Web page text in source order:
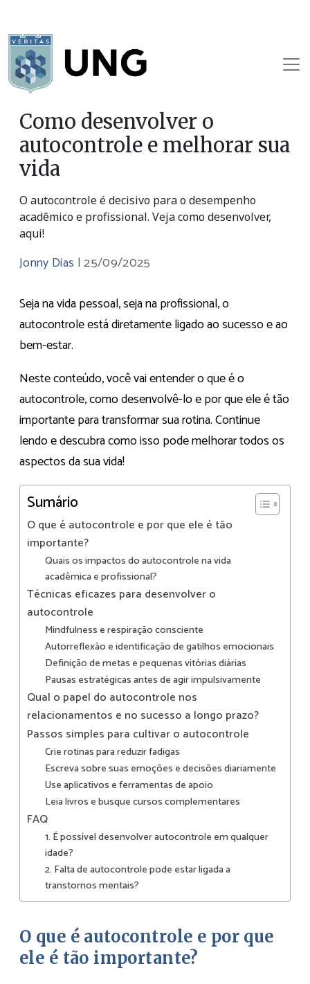
Como desenvolver o
autocontrole e melhorar sua
vida
O autocontrole é decisivo para o desempenho
acadêmico e profissional. Veja como desenvolver,
aqui!
Jonny Dias |25/09/2025
Seja na vida pessoal, seja na profissional, o
autocontrole está diretamente ligado ao sucesso e ao
bem-estar.
Neste conteúdo, você vai entender o que é o
autocontrole, como desenvolvê-lo e por que ele é tão
importante para transformar sua rotina. Continue
lendo e descubra como isso pode melhorar todos os
aspectos da sua vida!
Sumário
O que é autocontrole e por que ele é tão
importante?
Quais os impactos do autocontrole na vida
acadêmica e profissional?
Técnicas eficazes para desenvolver o
autocontrole
Mindfulness e respiração consciente
Autorreflexão e identificação de gatilhos emocionais
Definição de metas e pequenas vitórias diárias
Pausas estratégicas antes de agir impulsivamente
Qual o papel do autocontrole nos
relacionamentos e no sucesso a longo prazo?
Passos simples para cultivar o autocontrole
Crie rotinas para reduzir fadigas
Escreva sobre suas emoções e decisões diariamente
Use aplicativos e ferramentas de apoio
Leia livros e busque cursos complementares
FAQ
1. É possível desenvolver autocontrole em qualquer
idade?
2. Falta de autocontrole pode estar ligada a
transtornos mentais?
O que é autocontrole e por que
ele é tão importante?